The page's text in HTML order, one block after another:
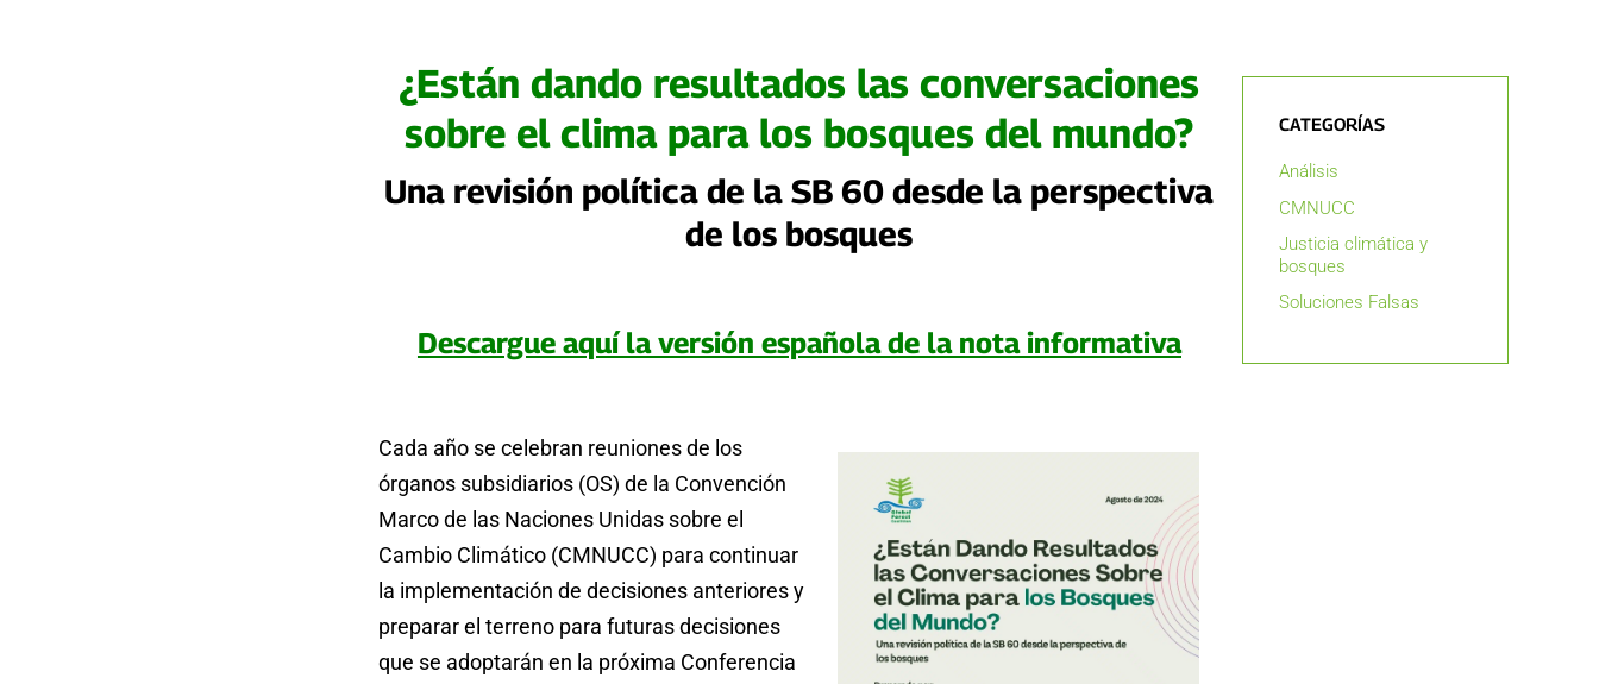
¿Están dando resultados las conversaciones
sobre el clima para los bosques del mundo?
Una revisión política de la SB 60 desde la perspectiva
de los bosques
Descargue aquí la versión española de la nota informativa
Cada año se celebran reuniones de los
órganos subsidiarios (OS) de la Convención
Marco de las Naciones Unidas sobre el
Cambio Climático (CMNUCC) para continuar
la implementación de decisiones anteriores y
preparar el terreno para futuras decisiones
que se adoptarán en la próxima Conferencia
CATEGORÍAS
Análisis
CMNUCC
Justicia climática y
bosques
Soluciones Falsas